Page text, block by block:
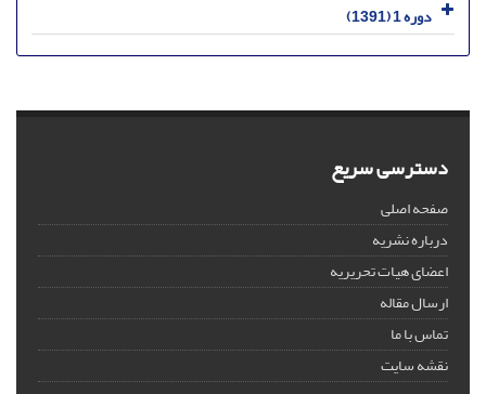
دوره 1 (1391)
دسترسی سریع
صفحه اصلی
درباره نشریه
اعضای هیات تحریریه
ارسال مقاله
تماس با ما
نقشه سایت